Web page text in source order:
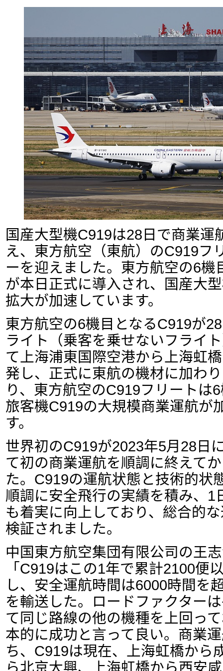
国産大型機C919は28日で商業運
え、東方航空（東航）のC919フ
ーを迎えました。東方航空の6機
が本日正式に導入され、国産大
拡大が加速しています。
東方航空の6機目となるC919が
ライト（乗客を乗せないフライ
て上海浦東国際空港から上海虹
発し、正式に東航の機材に加わ
り、東方航空のC919フリートは
旅客機C919の大規模商業運航が
す。
世界初のC919が2023年5月28日
て初の商業運航を順調に終えて
た。C919の運航状態と技術的状
順調に安全飛行の実績を積み、1
も着実に向上しており、総合的
検証されました。
中国東方航空集団有限公司の王
「C919はこの1年で累計2100便
し、安全運航時間は6000時間を
を輸送した。ロードファクター
て同じ路線の他の機種を上回っ
本的に成功と言って良い。商業
ち、C919は現在、上海虹橋から
ら北京大興、上海虹橋から西安